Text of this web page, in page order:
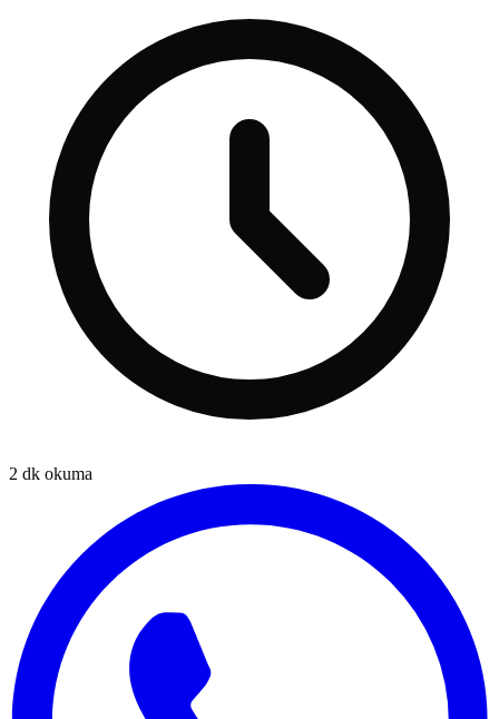
2 dk okuma